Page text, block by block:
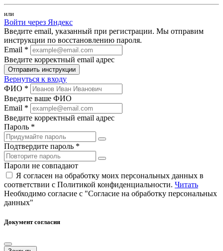
или
Войти через Яндекс
Введите email, указанный при регистрации. Мы отправим
инструкции по восстановлению пароля.
Email *
Введите корректный email адрес
Отправить инструкции
Вернуться к входу
ФИО *
Введите ваше ФИО
Email *
Введите корректный email адрес
Пароль *
Подтвердите пароль *
Пароли не совпадают
Я согласен на обработку моих персональных данных в
соответствии с Политикой конфиденциальности. Читать
Необходимо согласие с "Согласие на обработку персональных
данных"
Документ согласия